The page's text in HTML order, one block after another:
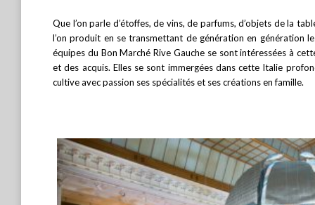
Que l’on parle d’étoffes, de vins, de parfums, d’objets de la
l’on produit en se transmettant de génération en génération
équipes du Bon Marché Rive Gauche se sont intéressées à
et des acquis. Elles se sont immergées dans cette Italie
cultive avec passion ses spécialités et ses créations en famille.